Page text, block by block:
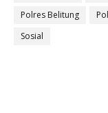
Polres Belitung
Sosial